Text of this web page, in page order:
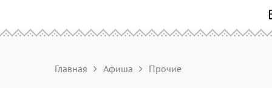
Главная Афиша Прочие